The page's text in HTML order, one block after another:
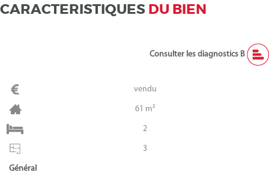
CARACTERISTIQUES DU BIEN
Consulter les diagnostics B
vendu
61 m²
2
3
Général